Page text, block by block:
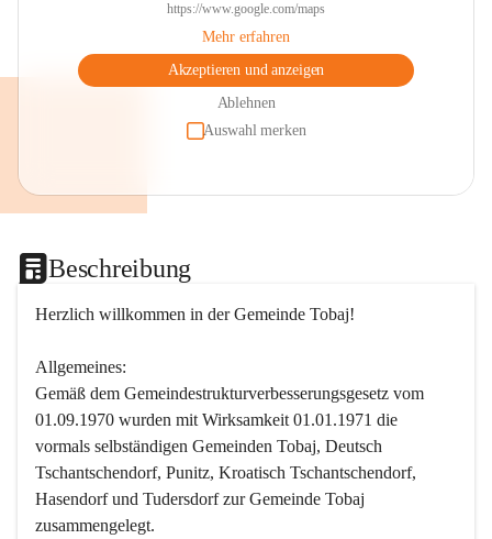
https://www.google.com/maps
Mehr erfahren
Akzeptieren und anzeigen
Ablehnen
Auswahl merken
Beschreibung
Herzlich willkommen in der Gemeinde Tobaj!
Allgemeines:
Gemäß dem Gemeindestrukturverbesserungsgesetz vom
01.09.1970 wurden mit Wirksamkeit 01.01.1971 die
vormals selbständigen Gemeinden Tobaj, Deutsch
Tschantschendorf, Punitz, Kroatisch Tschantschendorf,
Hasendorf und Tudersdorf zur Gemeinde Tobaj
zusammengelegt.